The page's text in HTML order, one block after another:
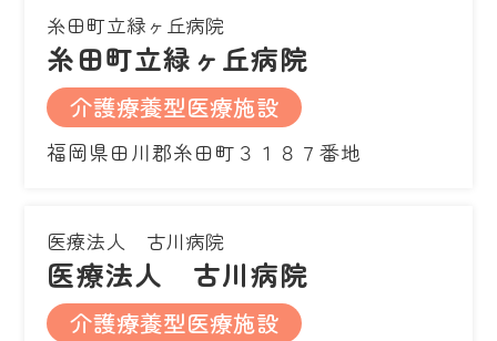
糸田町立緑ヶ丘病院
糸田町立緑ヶ丘病院
介護療養型医療施設
福岡県田川郡糸田町３１８７番地
医療法人 古川病院
医療法人 古川病院
介護療養型医療施設